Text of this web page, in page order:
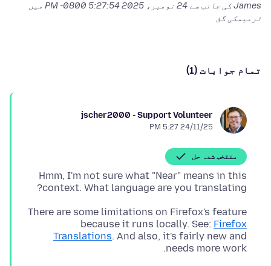
James کی جانب سے 24 نومبر، 2025 5:27:54 PM -0800
میں
ترمیمکی گئ
تمام جوابات (1)
jscher2000 - Support Volunteer
24/11/25 5:27 PM
منتخب شدہ حل
Hmm, I'm not sure what "Near" means in this
context. What language are you translating?
There are some limitations on Firefox's feature
because it runs locally. See: Firefox
Translations. And also, it's fairly new and
needs more work.